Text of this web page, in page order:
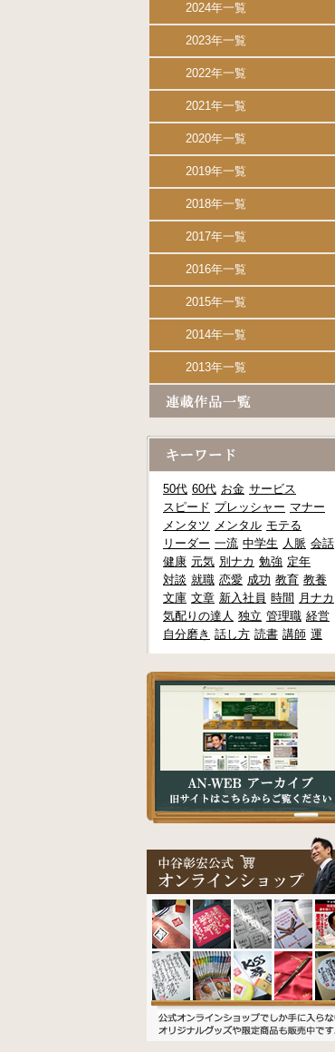
2024年一覧
2023年一覧
2022年一覧
2021年一覧
2020年一覧
2019年一覧
2018年一覧
2017年一覧
2016年一覧
2015年一覧
2014年一覧
2013年一覧
50代 60代 お金 サービス
スピード プレッシャー マナー
メンタツ メンタル モテる
リーダー 一流 中学生 人脈 会話
健康 元気 別ナカ 勉強 定年
対談 就職 恋愛 成功 教育 教養
文庫 文章 新入社員 時間 月ナカ
気配りの達人 独立 管理職 経営
自分磨き 話し方 読書 講師 運